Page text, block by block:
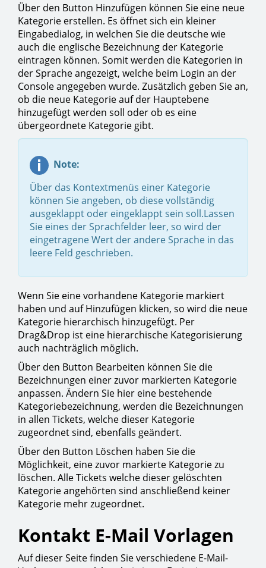
Über den Button Hinzufügen können Sie eine neue
Kategorie erstellen. Es öffnet sich ein kleiner
Eingabedialog, in welchen Sie die deutsche wie
auch die englische Bezeichnung der Kategorie
eintragen können. Somit werden die Kategorien in
der Sprache angezeigt, welche beim Login an der
Console angegeben wurde. Zusätzlich geben Sie an,
ob die neue Kategorie auf der Hauptebene
hinzugefügt werden soll oder ob es eine
übergeordnete Kategorie gibt.
Note:
Über das Kontextmenüs einer Kategorie
können Sie angeben, ob diese vollständig
ausgeklappt oder eingeklappt sein soll.Lassen
Sie eines der Sprachfelder leer, so wird der
eingetragene Wert der andere Sprache in das
leere Feld geschrieben.
Wenn Sie eine vorhandene Kategorie markiert
haben und auf Hinzufügen klicken, so wird die neue
Kategorie hierarchisch hinzugefügt. Per
Drag&Drop ist eine hierarchische Kategorisierung
auch nachträglich möglich.
Über den Button Bearbeiten können Sie die
Bezeichnungen einer zuvor markierten Kategorie
anpassen. Ändern Sie hier eine bestehende
Kategoriebezeichnung, werden die Bezeichnungen
in allen Tickets, welche dieser Kategorie
zugeordnet sind, ebenfalls geändert.
Über den Button Löschen haben Sie die
Möglichkeit, eine zuvor markierte Kategorie zu
löschen. Alle Tickets welche dieser gelöschten
Kategorie angehörten sind anschließend keiner
Kategorie mehr zugeordnet.
Kontakt E-Mail Vorlagen
Auf dieser Seite finden Sie verschiedene E-Mail-